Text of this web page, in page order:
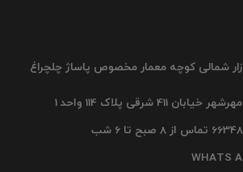
زار شمالی کوچه معمار مخصوص پاساژ چلچراغ